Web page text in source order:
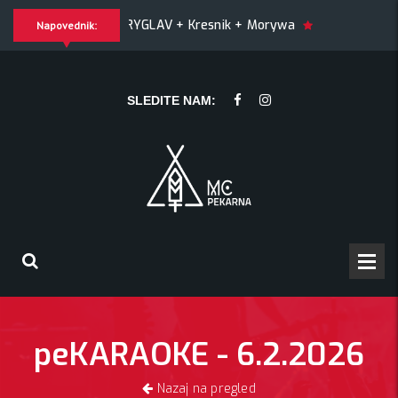
Napovednik:
+ Kresnik + Morywa
YAWNING MAN (US), Hrmülja
MAN (US), Hrmülja (HR), A Gram trip (HR)
SLEDITE NAM:
peKARAOKE - 6.2.2026
Nazaj na pregled